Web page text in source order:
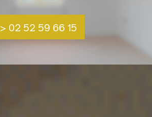
> 02 52 59 66 15